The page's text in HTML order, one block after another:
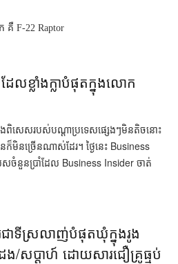
គឺ​ F-22 Raptor
ល​ខ្លាំង​ក្លា​បំផុត​ក្នុង​លោក​​
ពិសេស​​​របស់​បណ្ដា​ប្រទេស​ផ្សេង​ៗ​មិន​តិច​​នោះ​
មិន​ច្រើន​ណាស់​ដែរ។ ​ថ្ងៃ​នេះ​ Business
ចំនួន​ប្រាំ​ដែល​ Business Insider ​ចាត់​
ជា​ទី​ស្រលាញ់​បំផុត​ឃុំ​ក្នុង​​​​រូង​​
ង/សប្ដាហ៍​​​ ដោយ​សារ​ជឿ​គ្រូ​ធ្មប់​​